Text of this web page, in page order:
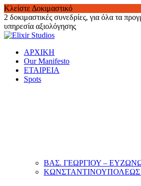
Κλείστε Δοκιμαστικό
2 δοκιμαστικές συνεδρίες, για όλα τα
υπηρεσία αξιολόγησης
Skip
contentΑΡΧΙΚΗ
Our Manifesto
ΕΤΑΙΡΕΙΑ
Spots
ΒΑΣ. ΓΕΩΡΓΙΟΥ –
ΚΩΝΣΤΑΝΤΙΝΟΥΠΟΛΕΩΣ